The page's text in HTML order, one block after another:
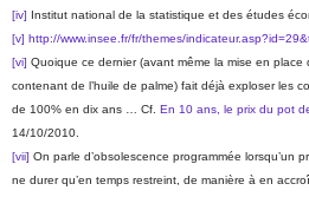
[iv] Institut national de la statistique et des études
[v] http://www.insee.fr/fr/themes/
[vi] Quoique ce dernier (avant même la mise en
contenant de l’huile de palme) fait déjà exploser les
de 100% en dix ans … Cf. En 10 ans, le prix du pot
14/10/2010.
[vii] On parle d’obsolescence programmée lorsqu’un
ne durer qu’en temps restreint, de manière à en